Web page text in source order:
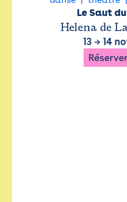
Le Saut
Helena de
13 → 14